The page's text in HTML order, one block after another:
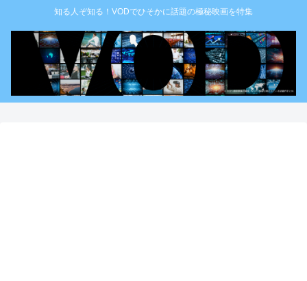
知る人ぞ知る！VODでひそかに話題の極秘映画を特集